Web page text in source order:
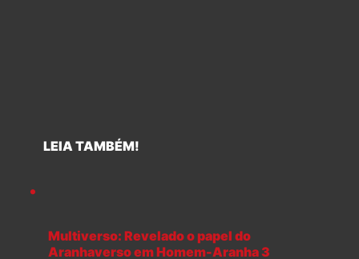
LEIA TAMBÉM!
Multiverso: Revelado o papel do
Aranhaverso em Homem-Aranha 3